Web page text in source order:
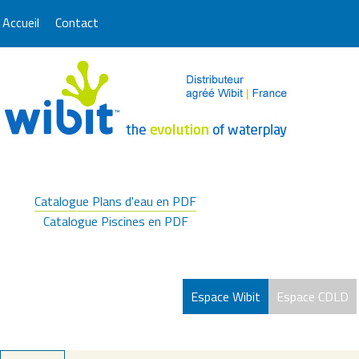
Accueil Contact
Catalogue Plans d'eau en PDF
Catalogue Piscines en PDF
Espace Wibit Espace CDLD